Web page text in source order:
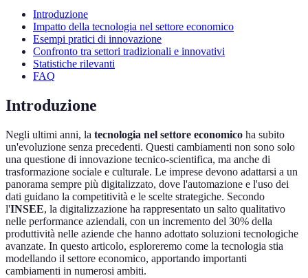
Introduzione
Impatto della tecnologia nel settore economico
Esempi pratici di innovazione
Confronto tra settori tradizionali e innovativi
Statistiche rilevanti
FAQ
Introduzione
Negli ultimi anni, la tecnologia nel settore economico ha subito
un'evoluzione senza precedenti. Questi cambiamenti non sono solo
una questione di innovazione tecnico-scientifica, ma anche di
trasformazione sociale e culturale. Le imprese devono adattarsi a un
panorama sempre più digitalizzato, dove l'automazione e l'uso dei
dati guidano la competitività e le scelte strategiche. Secondo
l'INSEE, la digitalizzazione ha rappresentato un salto qualitativo
nelle performance aziendali, con un incremento del 30% della
produttività nelle aziende che hanno adottato soluzioni tecnologiche
avanzate. In questo articolo, esploreremo come la tecnologia stia
modellando il settore economico, apportando importanti
cambiamenti in numerosi ambiti.